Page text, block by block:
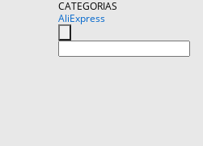
CATEGORIAS
AliExpress